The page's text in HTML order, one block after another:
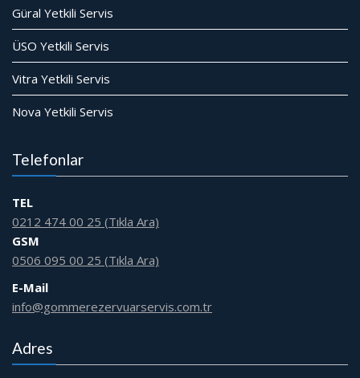
Güral Yetkili Servis
ÜSO Yetkili Servis
Vitra Yetkili Servis
Nova Yetkili Servis
Telefonlar
TEL
0212 474 00 25 (Tıkla Ara)
GSM
0506 095 00 25 (Tıkla Ara)
E-Mail
info@gommerezervuarservis.com.tr
Adres